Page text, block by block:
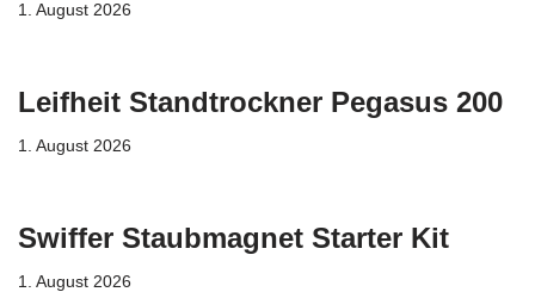
1. August 2026
Leifheit Standtrockner Pegasus 200
1. August 2026
Swiffer Staubmagnet Starter Kit
1. August 2026